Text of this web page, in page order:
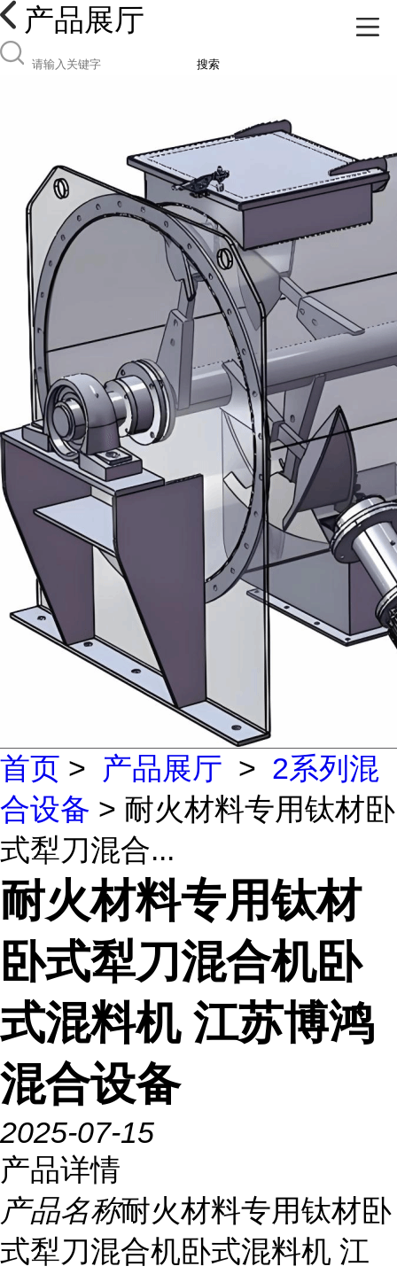
产品展厅
搜索
首页 > 产品展厅 > 2系列混
合设备 > 耐火材料专用钛材卧
式犁刀混合...
耐火材料专用钛材
卧式犁刀混合机卧
式混料机 江苏博鸿
混合设备
2025-07-15
产品详情
产品名称耐火材料专用钛材卧
式犁刀混合机卧式混料机 江